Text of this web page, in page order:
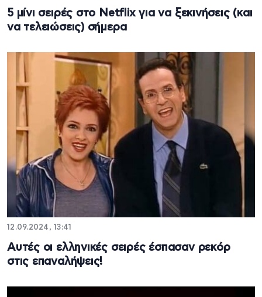
5 μίνι σειρές στο Netflix για να ξεκινήσεις (και
να τελειώσεις) σήμερα
12.09.2024, 13:41
Αυτές οι ελληνικές σειρές έσπασαν ρεκόρ
στις επαναλήψεις!